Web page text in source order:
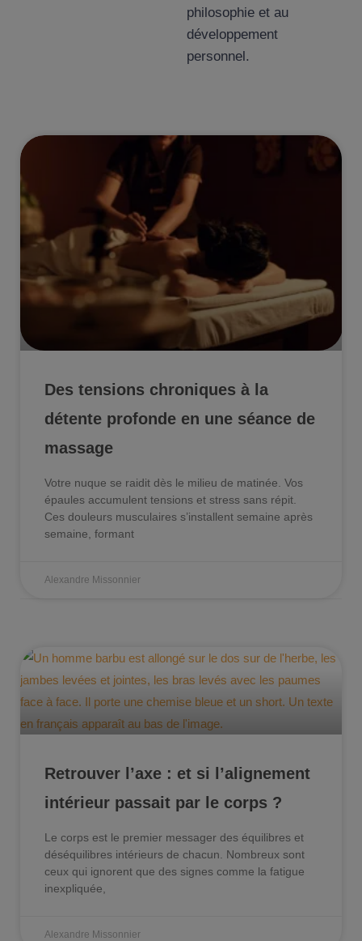
philosophie et au
développement
personnel.
Des tensions chroniques à la
détente profonde en une séance de
massage
Votre nuque se raidit dès le milieu de matinée. Vos
épaules accumulent tensions et stress sans répit.
Ces douleurs musculaires s’installent semaine après
semaine, formant
Alexandre Missonnier
Retrouver l’axe : et si l’alignement
intérieur passait par le corps ?
Le corps est le premier messager des équilibres et
déséquilibres intérieurs de chacun. Nombreux sont
ceux qui ignorent que des signes comme la fatigue
inexpliquée,
Alexandre Missonnier